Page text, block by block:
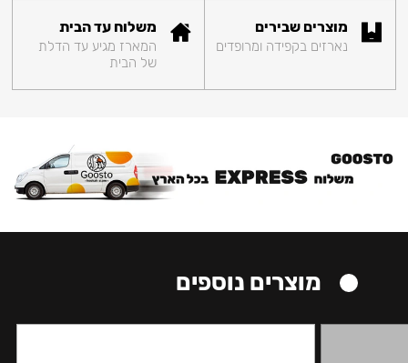
מוצרים שבירים
נארזים בקפידה ומרופדים
משלוח עד הבית
המארז מגיע עד הדלת
של הבית
מוצרים נוספים